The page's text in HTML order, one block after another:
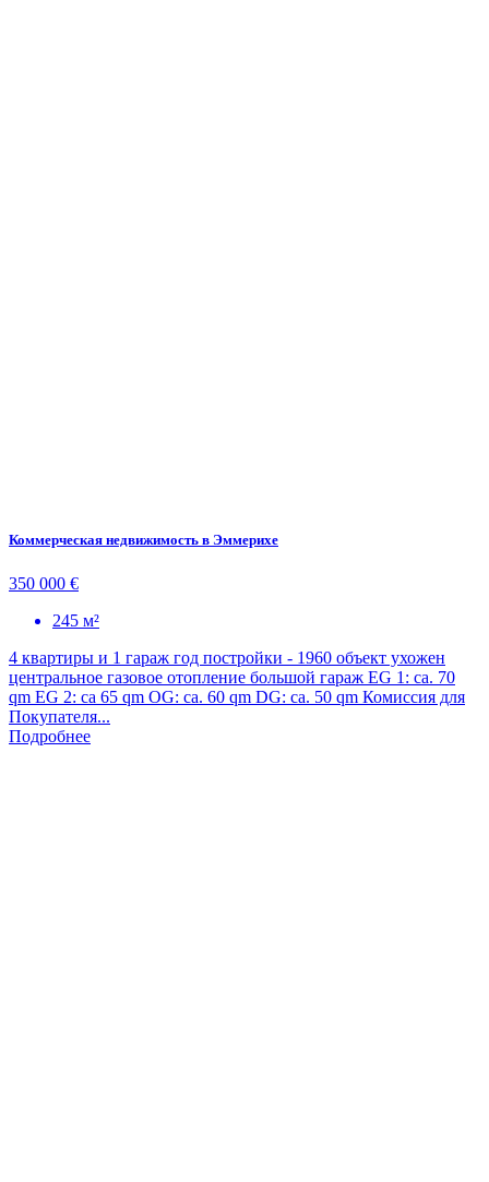
Коммерческая недвижимость в Эммерихе
350 000 €
245 м²
4 квартиры и 1 гараж год постройки - 1960 объект ухожен
центральное газовое отопление большой гараж EG 1: ca. 70
qm EG 2: ca 65 qm OG: ca. 60 qm DG: ca. 50 qm Комиссия для
Покупателя...
Подробнее